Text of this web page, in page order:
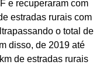
e recuperaram com
estradas rurais com
o total de
disso, de 2019 até
de estradas rurais